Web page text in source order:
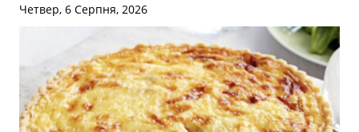
Четвер, 6 Серпня, 2026